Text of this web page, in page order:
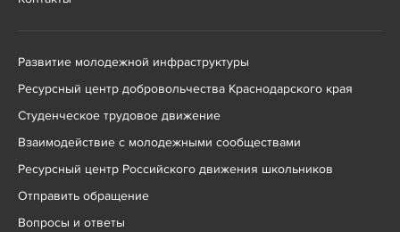
Развитие молодежной инфраструктуры
Ресурсный центр добровольчества Краснодарского края
Студенческое трудовое движение
Взаимодействие с молодежными сообществами
Ресурсный центр Российского движения школьников
Отправить обращение
Вопросы и ответы